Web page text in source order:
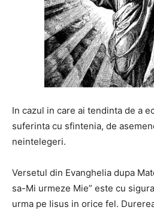
In cazul in care ai tendinta de a
suferinta cu sfintenia, de
neintelegeri.
Versetul din Evanghelia dupa
sa-Mi urmeze Mie” este cu
urma pe Iisus in orice fel.